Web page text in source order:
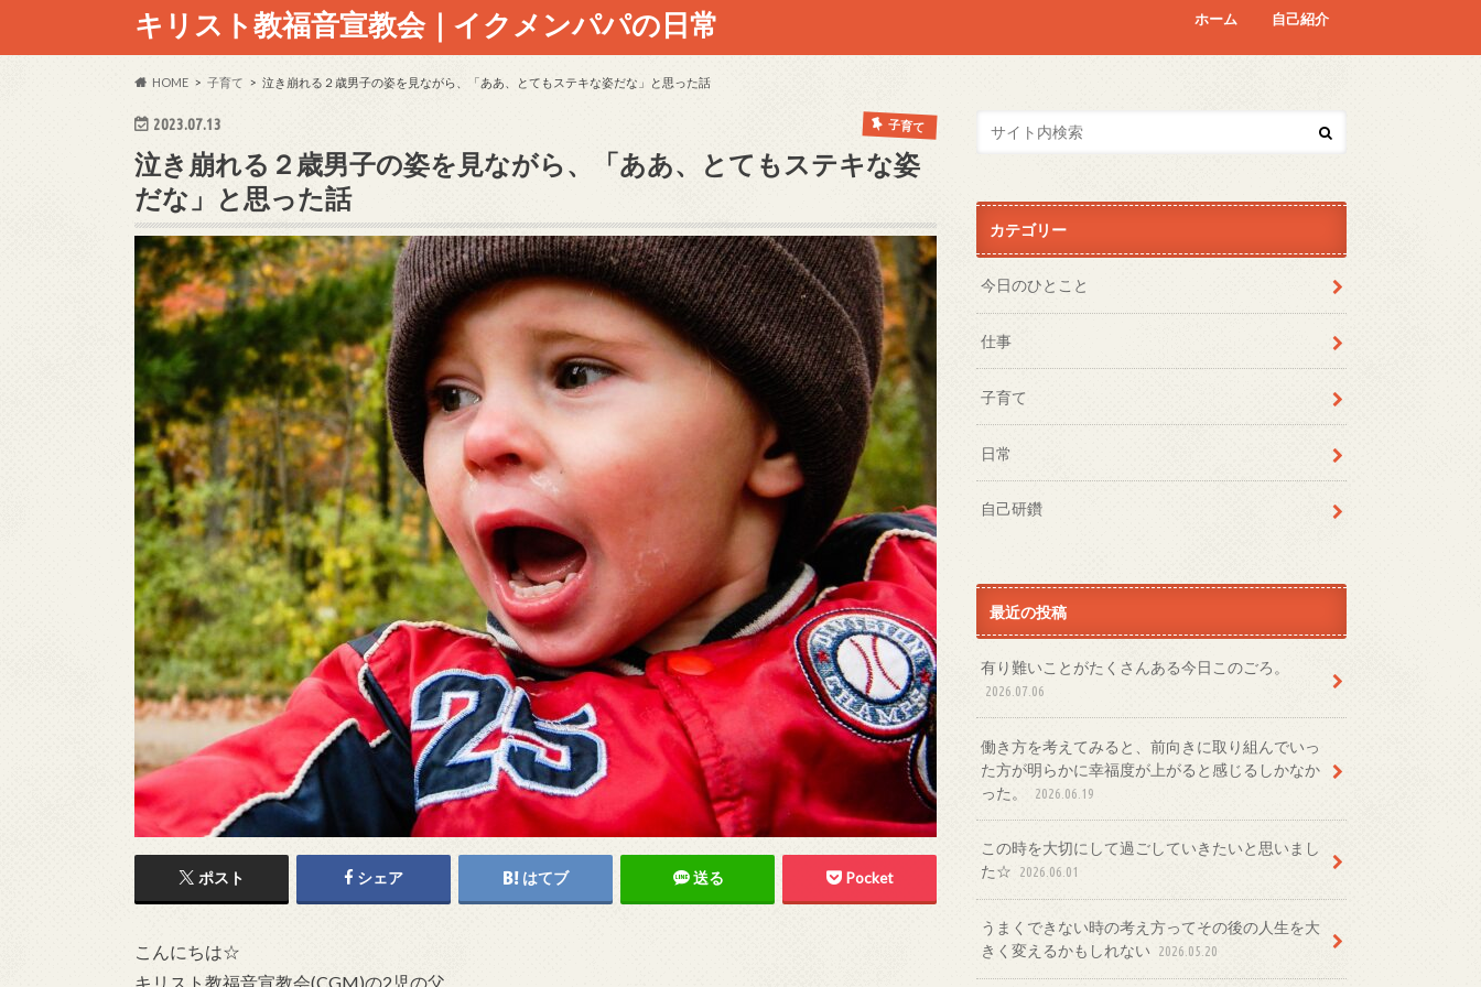
キリスト教福音宣教会｜イクメンパパの日常 ホーム 自己紹介
HOME 子育て 泣き崩れる２歳男子の姿を見ながら、「ああ、とてもステキな姿だな」と思った話
2023.07.13 子育て
泣き崩れる２歳男子の姿を見ながら、「ああ、とてもステキな姿
だな」と思った話
ポスト シェア はてブ 送る Pocket
こんにちは☆
キリスト教福音宣教会(CGM)の2児の父、
カテゴリー
今日のひとこと
仕事
子育て
日常
自己研鑽
最近の投稿
有り難いことがたくさんある今日このごろ。
2026.07.06
働き方を考えてみると、前向きに取り組んでいっ
た方が明らかに幸福度が上がると感じるしかなか
った。
2026.06.19
この時を大切にして過ごしていきたいと思いまし
た☆
2026.06.01
うまくできない時の考え方ってその後の人生を大
きく変えるかもしれない
2026.05.20